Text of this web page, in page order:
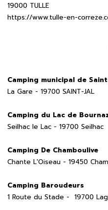
19000 TULLE
https://www.tulle-en-
Camping municipal de
La Gare - 19700 SAINT-JAL
Camping du Lac de
Seilhac le Lac - 19700 Seilhac
Camping De Chamboulive
Chante L'Oiseau - 19450
Camping Baroudeurs
1 Route du Stade - 19700